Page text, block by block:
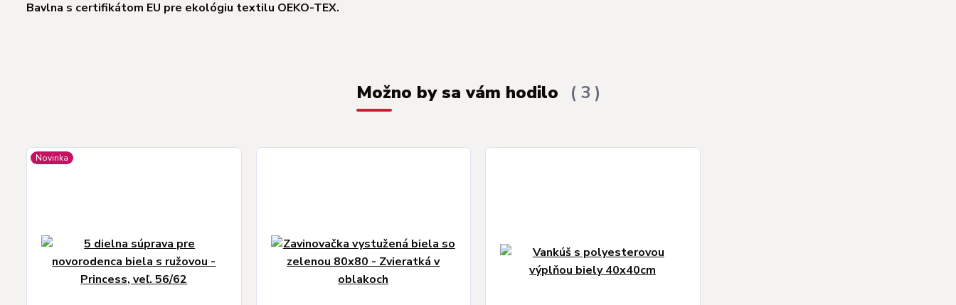
Bavlna s certifikátom EU pre ekológiu textilu OEKO-TEX.
Možno by sa vám hodilo 3
Novinka